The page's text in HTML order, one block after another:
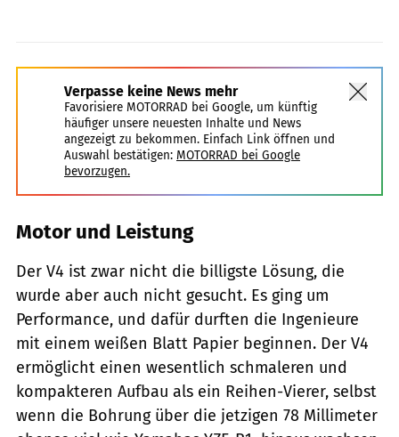
Verpasse keine News mehr
Favorisiere MOTORRAD bei Google, um künftig
häufiger unsere neuesten Inhalte und News
angezeigt zu bekommen. Einfach Link öffnen und
Auswahl bestätigen: MOTORRAD bei Google
bevorzugen.
Motor und Leistung
Der V4 ist zwar nicht die billigste Lösung, die
wurde aber auch nicht gesucht. Es ging um
Performance, und dafür durften die Ingenieure
mit einem weißen Blatt Papier beginnen. Der V4
ermöglicht einen wesentlich schmaleren und
kompakteren Aufbau als ein Reihen-Vierer, selbst
wenn die Bohrung über die jetzigen 78 Millimeter 